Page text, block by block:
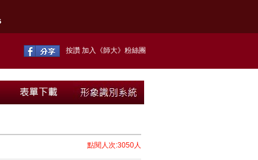
按讚 加入《師大》粉絲團
點閱人次:3050人